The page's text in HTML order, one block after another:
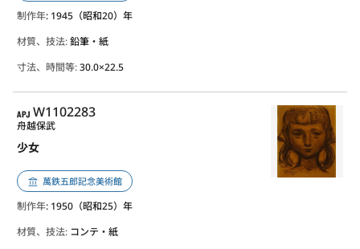
制作年: 1945（昭和20）年
材質、技法:鉛筆・紙
寸法、時間等:30.0×22.5
APJ
W1102283
少女
舟越保武
萬鉄五郎記念美術館
制作年: 1950（昭和25）年
材質、技法: コンテ・紙